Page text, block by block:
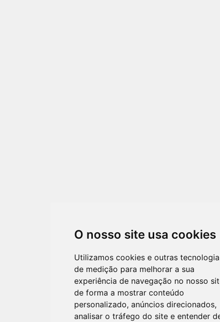
O nosso site usa cookies
Utilizamos cookies e outras
de medição para melhorar a sua
experiência de navegação no nosso
de forma a mostrar conteúdo
personalizado, anúncios direcionados,
analisar o tráfego do site e entender